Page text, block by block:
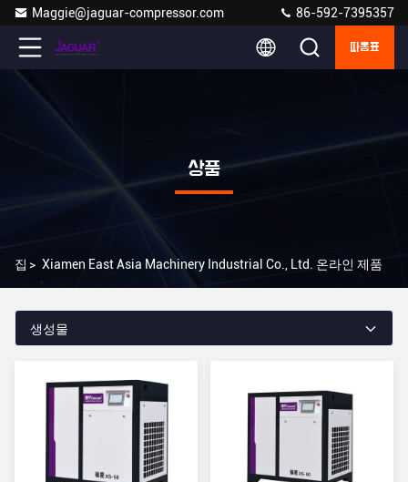
Maggie@jaguar-compressor.com 86-592-7395357
따옴표
상품
집 > Xiamen East Asia Machinery Industrial Co., Ltd. 온라인 제품
생성물